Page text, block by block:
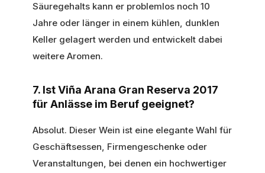
Säuregehalts kann er problemlos noch 10
Jahre oder länger in einem kühlen, dunklen
Keller gelagert werden und entwickelt dabei
weitere Aromen.
7. Ist Viña Arana Gran Reserva 2017
für Anlässe im Beruf geeignet?
Absolut. Dieser Wein ist eine elegante Wahl für
Geschäftsessen, Firmengeschenke oder
Veranstaltungen, bei denen ein hochwertiger